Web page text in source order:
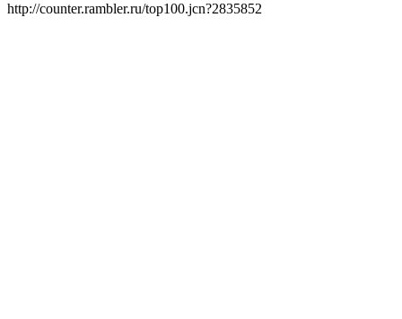
http://counter.rambler.ru/top100.jcn?2835852